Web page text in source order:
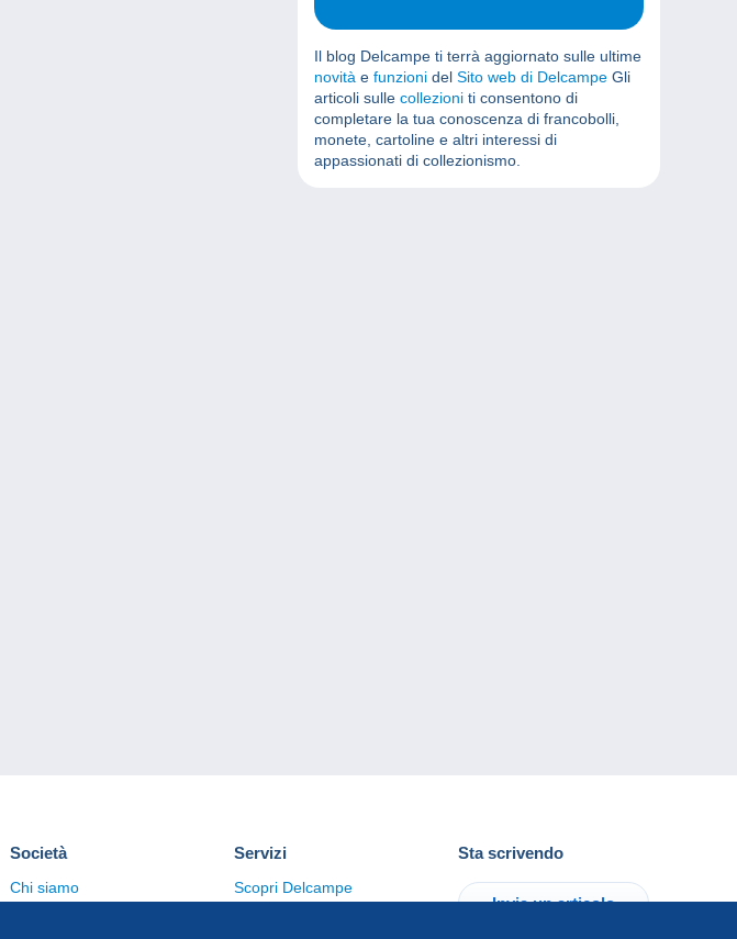
Il blog Delcampe ti terrà aggiornato sulle ultime
novità e funzioni del Sito web di Delcampe Gli
articoli sulle collezioni ti consentono di
completare la tua conoscenza di francobolli,
monete, cartoline e altri interessi di
appassionati di collezionismo.
Società
Chi siamo
Servizi
Scopri Delcampe
Sta scrivendo
Invia un articolo